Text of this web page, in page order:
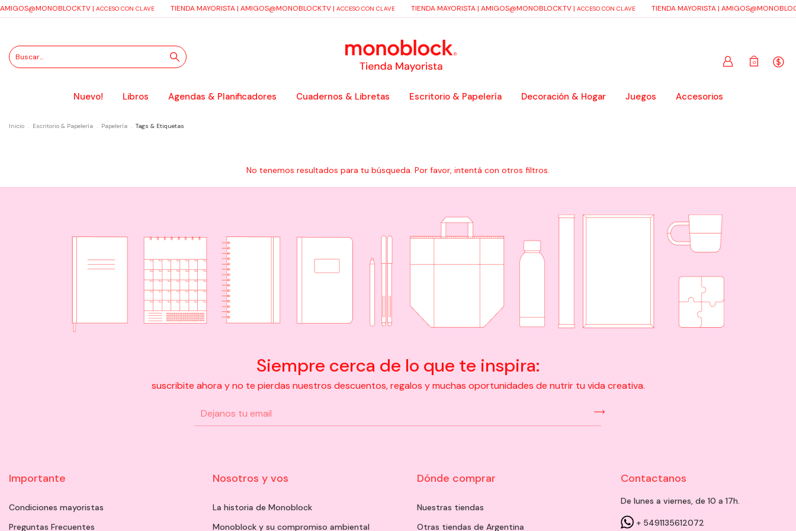
| ACCESO CON CLAVE TIENDA MAYORISTA | AMIGOS@MONOBLOCK.TV| ACCESO CON CLAVE TIENDA MAYORISTA | AMIGOS@MONOBLOCK.TV| ACCESO CON CLAVE TIENDA MAYORISTA |
0
Nuevo! Libros Agendas & Planificadores Cuadernos & Libretas Escritorio & Papelería Decoración & Hogar Juegos Accesorios
Inicio . Escritorio & Papelería . Papelería . Tags & Etiquetas
No tenemos resultados para tu búsqueda. Por favor, intentá con otros filtros.
Siempre cerca de lo que te inspira:
suscribite ahora y no te pierdas nuestros descuentos, regalos y muchas oportunidades de nutrir tu vida creativa.
Importante
Condiciones mayoristas
Preguntas Frecuentes
Nosotros y vos
La historia de Monoblock
Monoblock y su compromiso ambiental
Dónde comprar
Nuestras tiendas
Otras tiendas de Argentina
Contactanos
De lunes a viernes, de 10 a 17h.
+ 5491135612072